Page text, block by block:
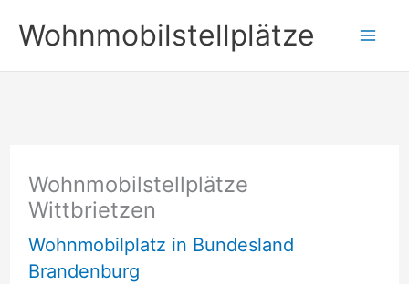
Inhalt
springen
Wohnmobilstellplätze
Wohnmobilstellplätze
Wittbrietzen
Wohnmobilplatz in Bundesland
Brandenburg